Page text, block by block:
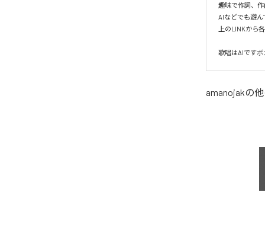
趣味で作詞、
AIなどでも遊ん
上のLINKから
歌唱はAIです
amanojakの